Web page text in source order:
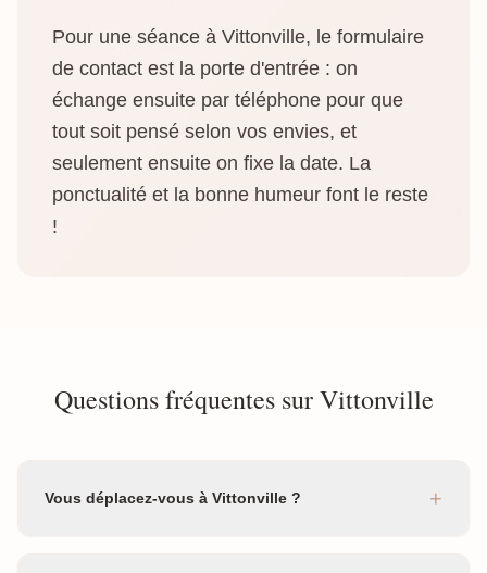
Pour une séance à Vittonville, le formulaire
de contact est la porte d'entrée : on
échange ensuite par téléphone pour que
tout soit pensé selon vos envies, et
seulement ensuite on fixe la date. La
ponctualité et la bonne humeur font le reste
!
Questions fréquentes sur Vittonville
Vous déplacez-vous à Vittonville ? +